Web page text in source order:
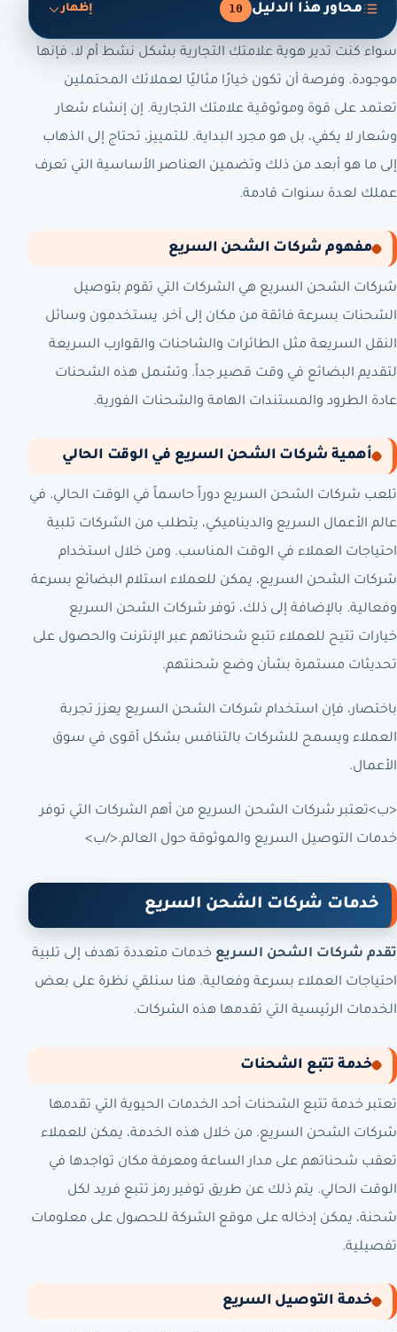
محاور هذا الدليل 10 إظهار
سواء كنت تدير هوية علامتك التجارية بشكل نشط أم لا، فإنها
موجودة. وفرصة أن تكون خيارًا مثاليًا لعملائك المحتملين
تعتمد على قوة وموثوقية علامتك التجارية. إن إنشاء شعار
وشعار لا يكفي، بل هو مجرد البداية. للتمييز، تحتاج إلى الذهاب
إلى ما هو أبعد من ذلك وتضمين العناصر الأساسية التي تعرف
عملك لعدة سنوات قادمة.
مفهوم شركات الشحن السريع
شركات الشحن السريع هي الشركات التي تقوم بتوصيل
الشحنات بسرعة فائقة من مكان إلى آخر. يستخدمون وسائل
النقل السريعة مثل الطائرات والشاحنات والقوارب السريعة
لتقديم البضائع في وقت قصير جداً. وتشمل هذه الشحنات
عادة الطرود والمستندات الهامة والشحنات الفورية.
أهمية شركات الشحن السريع في الوقت الحالي
تلعب شركات الشحن السريع دوراً حاسماً في الوقت الحالي. في
عالم الأعمال السريع والديناميكي، يتطلب من الشركات تلبية
احتياجات العملاء في الوقت المناسب. ومن خلال استخدام
شركات الشحن السريع، يمكن للعملاء استلام البضائع بسرعة
وفعالية. بالإضافة إلى ذلك، توفر شركات الشحن السريع
خيارات تتيح للعملاء تتبع شحناتهم عبر الإنترنت والحصول على
تحديثات مستمرة بشأن وضع شحنتهم.
باختصار، فإن استخدام شركات الشحن السريع يعزز تجربة
العملاء ويسمح للشركات بالتنافس بشكل أقوى في سوق
الأعمال.
<ب>تعتبر شركات الشحن السريع من أهم الشركات التي توفر
خدمات التوصيل السريع والموثوقة حول العالم.</ب>
خدمات شركات الشحن السريع
تقدم شركات الشحن السريع خدمات متعددة تهدف إلى تلبية
احتياجات العملاء بسرعة وفعالية. هنا سنلقي نظرة على بعض
الخدمات الرئيسية التي تقدمها هذه الشركات.
خدمة تتبع الشحنات
تعتبر خدمة تتبع الشحنات أحد الخدمات الحيوية التي تقدمها
شركات الشحن السريع. من خلال هذه الخدمة، يمكن للعملاء
تعقب شحناتهم على مدار الساعة ومعرفة مكان تواجدها في
الوقت الحالي. يتم ذلك عن طريق توفير رمز تتبع فريد لكل
شحنة، يمكن إدخاله على موقع الشركة للحصول على معلومات
تفصيلية.
خدمة التوصيل السريع